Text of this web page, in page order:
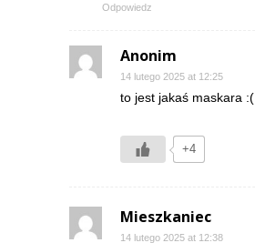
Odpowiedz
Anonim
14 lutego 2025 at 12:25
to jest jakaś maskara :(
+4
Mieszkaniec
14 lutego 2025 at 12:38